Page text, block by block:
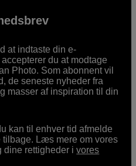
at indtaste din e-
du at modtage
Photo. Som abonnent vil
de seneste nyheder fra
masser af inspiration til din
kan til enhver tid afmelde
Læs mere om vores
dine rettigheder ivores